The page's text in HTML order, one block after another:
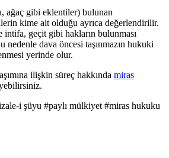
ağaç gibi eklentiler) bulunan
kime ait olduğu ayrıca değerlendirilir.
intifa, geçit gibi hakların bulunması
nedenle dava öncesi taşınmazın hukuki
yerinde olur.
ilişkin süreç hakkında miras
i şüyu #paylı mülkiyet #miras hukuku